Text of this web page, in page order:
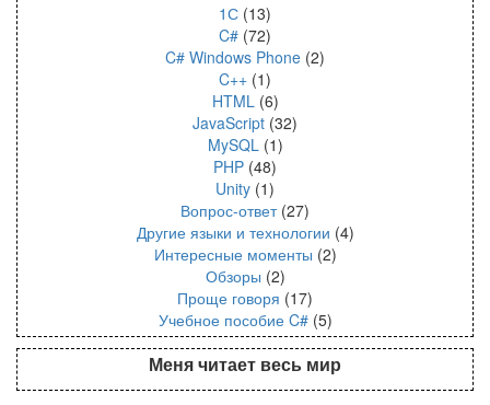
1С (13)
C# (72)
C# Windows Phone (2)
C++ (1)
HTML (6)
JavaScript (32)
MySQL (1)
PHP (48)
Unity (1)
Вопрос-ответ(27)
Другие языки и технологии (4)
Интересные моменты (2)
Обзоры (2)
Проще говоря (17)
Учебное пособие C#(5)
Меня читает весь мир